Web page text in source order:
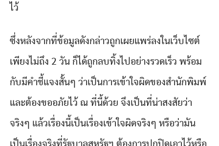
ไว้
ซึ่งหลังจากที่ข้อมูลดังกล่าวถูกเผยแพร่ลงในเว็บไซต์
เพียงไม่ถึง 2 วัน ก็ได้ถูกลบทิ้งไปอย่างรวดเร็ว พร้อม
กับมีคำชี้แจงสั้นๆ ว่าเป็นการเข้าใจผิดของสำนักพิมพ์
และต้องขออภัยไว้ ณ ที่นี้ด้วย จึงเป็นที่น่าสงสัยว่า
จริงๆ แล้วเรื่องนี้เป็นเรื่องเข้าใจผิดจริงๆ หรือว่ามัน